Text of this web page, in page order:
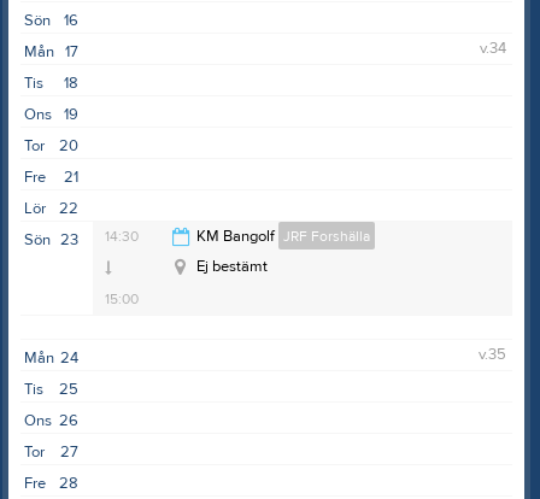
16
Sön
17
Mån
v.34
18
Tis
19
Ons
20
Tor
21
Fre
22
Lör
23
Sön 14:30 KM Bangolf JRF Forshälla
15:00
Ej bestämt
24
Mån
v.35
25
Tis
26
Ons
27
Tor
28
Fre